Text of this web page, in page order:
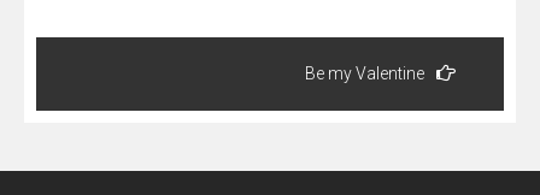
Beitragsnavigation
Be my Valentine